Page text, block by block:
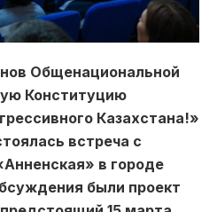
Общенациональной
Конституцию
Казахстана!»
встреча с
в городе
были проект